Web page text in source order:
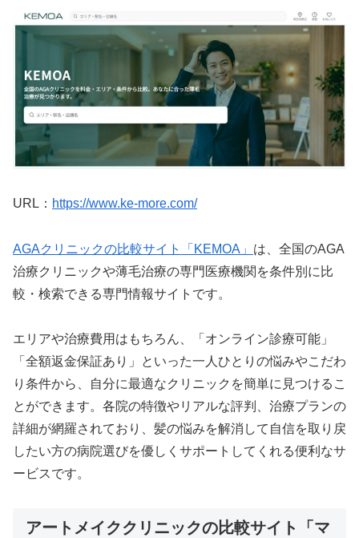
URL： https://www.ke-more.com/
AGAクリニックの比較サイト「KEMOA」 は、全国のAGA
治療クリニックや薄毛治療の専門医療機関を条件別に比
較・検索できる専門情報サイトです。
エリアや治療費用はもちろん、「オンライン診療可能」
「全額返金保証あり」といった一人ひとりの悩みやこだわ
り条件から、自分に最適なクリニックを簡単に見つけるこ
とができます。各院の特徴やリアルな評判、治療プランの
詳細が網羅されており、髪の悩みを解消して自信を取り戻
したい方の病院選びを優しくサポートしてくれる便利なサ
ービスです。
アートメイククリニックの比較サイト「マ